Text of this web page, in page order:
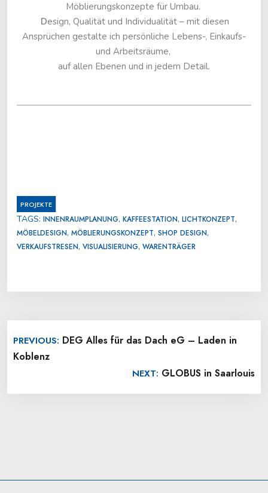
Möblierungskonzepte für Umbau.
Design, Qualität und Individualität – mit diesen
Ansprüchen gestalte ich persönliche Lebens-, Einkaufs-
und Arbeitsräume,
auf allen Ebenen und in jedem Detail.
PROJEKTE
TAGS: INNENRAUMPLANUNG, KAFFEESTATION, LICHTKONZEPT,
MÖBELDESIGN, MÖBLIERUNGSKONZEPT, SHOP DESIGN,
VERKAUFSTRESEN, VISUALISIERUNG, WARENTRÄGER
Beitragsnavigation
PREVIOUS: DEG Alles für das Dach eG – Laden in
Koblenz
NEXT: GLOBUS in Saarlouis